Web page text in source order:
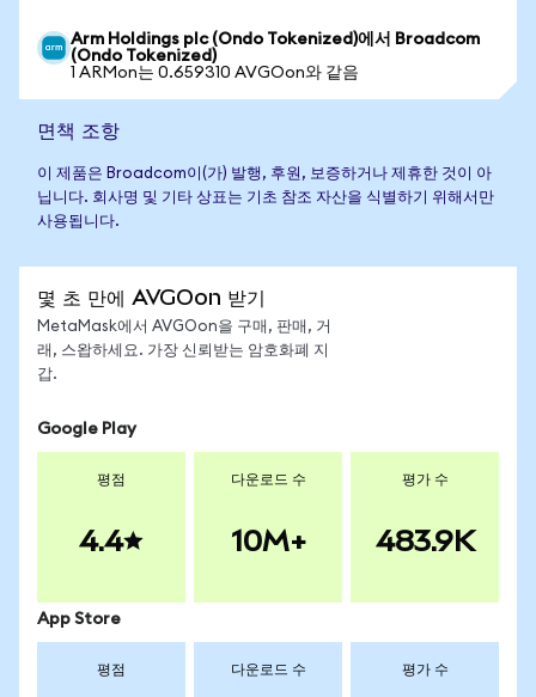
Arm Holdings plc (Ondo Tokenized)에서 Broadcom
(Ondo Tokenized)
1 ARMon는 0.659310 AVGOon와 같음
면책 조항
이 제품은 Broadcom이(가) 발행, 후원, 보증하거나 제휴한 것이 아
닙니다. 회사명 및 기타 상표는 기초 참조 자산을 식별하기 위해서만
사용됩니다.
몇 초 만에 AVGOon 받기
MetaMask에서 AVGOon을 구매, 판매, 거
래, 스왑하세요. 가장 신뢰받는 암호화폐 지
갑.
Google Play
평점
4.4
다운로드 수
10M+
평가 수
483.9K
App Store
평점 다운로드 수 평가 수